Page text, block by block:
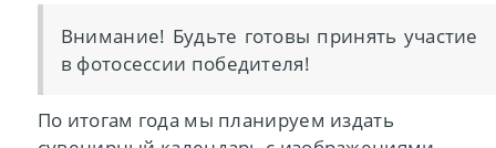
Внимание! Будьте готовы принять участие
в фотосессии победителя!
По итогам года мы планируем издать